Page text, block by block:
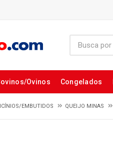
Ovinos Congelados
EMBUTIDOS QUEIJO MINAS